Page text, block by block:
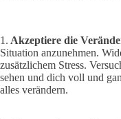
1. Akzeptiere die
Situation anzunehmen.
zusätzlichem Stress.
sehen und dich voll und
alles verändern.